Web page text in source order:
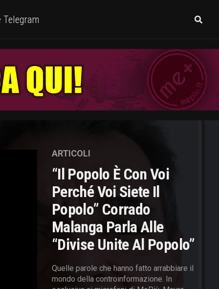
Telegram
ARTICOLI
“Il Popolo È Con Voi
Perché Voi Siete Il
Popolo” Corrado
Malanga Parla Alle
“Divise Unite Al Popolo”
Quelle parole che hanno fatto arrabbiare il
mondo della controinformazione. In